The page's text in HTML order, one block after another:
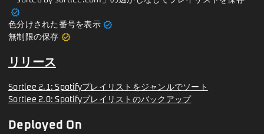
verified
色分けされた番号を表示 verified
無制限の保存 verified
リリース
Sortlee 2.1: Spotifyプレイリストをジャンルでソート
Sortlee 2.0: Spotifyプレイリストのバックアップ
Deployed On